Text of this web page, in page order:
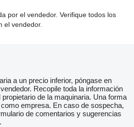
por el vendedor. Verifique todos los
el vendedor.
a un precio inferior, póngase en
Recopile toda la información
de la maquinaria. Una forma
empresa. En caso de sospecha,
de comentarios y sugerencias